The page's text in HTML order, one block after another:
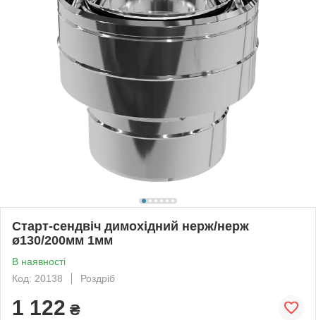
Старт-сендвіч димохідний нерж/нерж
ø130/200мм 1мм
В наявності
Код: 20138
Роздріб
1 122 ₴